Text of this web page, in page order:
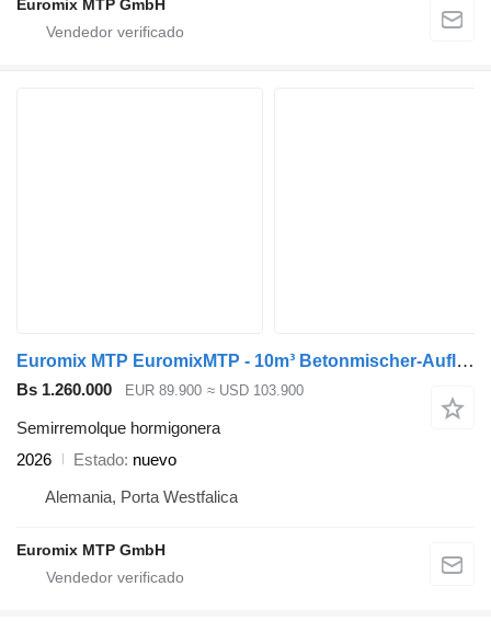
Euromix MTP GmbH
Euromix MTP EuromixMTP - 10m³ Betonmischer-Auflieger
Bs 1.260.000 EUR 89.900 ≈ USD 103.900
Semirremolque hormigonera
2026
Estado nuevo
Alemania, Porta Westfalica
Euromix MTP GmbH